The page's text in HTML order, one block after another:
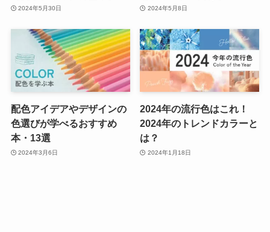
2024年5月30日 2024年5月8日
配色アイデアやデザインの
色選びが学べるおすすめ
本・13選
2024年3月6日
2024年の流行色はこれ！
2024年のトレンドカラーと
は？
2024年1月18日